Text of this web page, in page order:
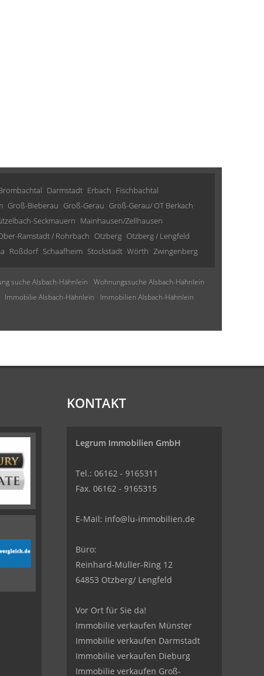
Darmstadt Erbach Fischbachtal
Groß-Bieberau Groß-Gerau Groß-Gerau/ OT Berkach
Seckmauern Mainhausen/Zellhausen
Ramstadt / Rohrbach Otzberg Otzberg / Lengfeld
Roßdorf Schaafheim Stockstadt Wörth Zwingenberg
suche Alsbach-Hähnlein
Wohnungssuche Alsbach-Hähnlein
Immobilie Alsbach-Hähnlein
Immobilien Alsbach-Hähnlein
KONTAKT
Legrum Immobilien GmbH
Tel.: 06162 - 9165311
Fax. 06162 - 9165315
E-Mail: info@lu-immobilien.de
Büro:
Reinhard-Müller-Ring 12
64853 Otzberg/ Lengfeld
Vor Ort für Sie da!
Immobilie verkaufen Münster
Immobilie verkaufen Darmstadt
Immobilie verkaufen Dieburg
Immobilie verkaufen Groß-